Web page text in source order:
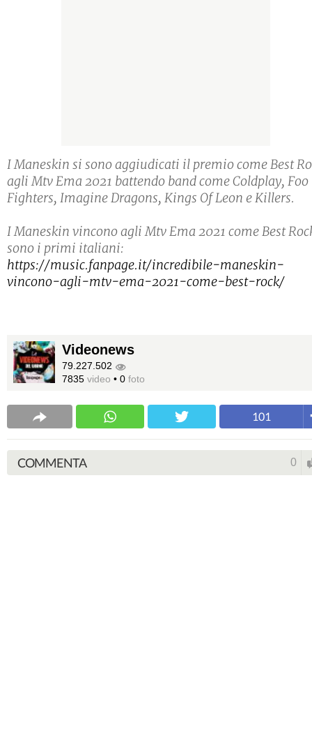
I Maneskin si sono aggiudicati il premio come Best
agli Mtv Ema 2021 battendo band come Coldplay, Foo
Fighters, Imagine Dragons, Kings Of Leon e Killers.
I Maneskin vincono agli Mtv Ema 2021 come Best
sono i primi italiani:
https://music.fanpage.it/incredibile-maneskin-
vincono-agli-mtv-ema-2021-come-best-rock/
Videonews
79.227.502
7835 video • 0 foto
101
COMMENTA 0